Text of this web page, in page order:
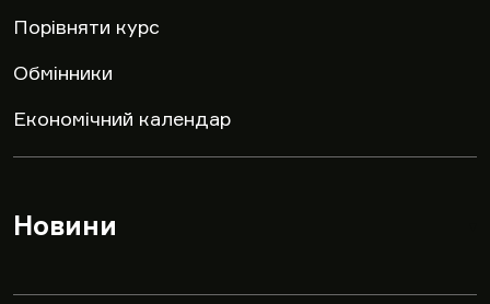
Порівняти курс
Обмінники
Економічний календар
Новини